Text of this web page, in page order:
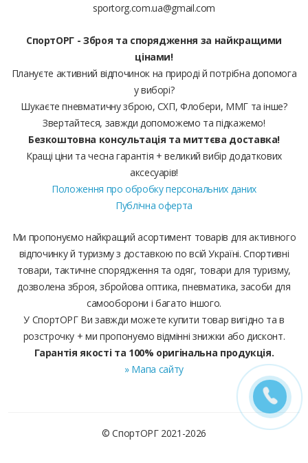
sportorg.com.ua@gmail.com
СпортОРГ - Зброя та спорядження за найкращими
цінами!
Плануєте активний відпочинок на природі й потрібна допомога
у виборі?
Шукаєте пневматичну зброю, СХП, Флобери, ММГ та інше?
Звертайтеся, завжди допоможемо та підкажемо!
Безкоштовна консультація та миттєва доставка!
Кращі ціни та чесна гарантія + великий вибір додаткових
аксесуарів!
Положення про обробку персональних даних
Публічна оферта
Ми пропонуємо найкращий асортимент товарів для активного
відпочинку й туризму з доставкою по всій Україні. Спортивні
товари, тактичне спорядження та одяг, товари для туризму,
дозволена зброя, збройова оптика, пневматика, засоби для
самооборони і багато іншого.
У СпортОРГ Ви завжди можете купити товар вигідно та в
розстрочку + ми пропонуємо відмінні знижки або дисконт.
Гарантія якості та 100% оригінальна продукція.
» Мапа сайту
© СпортОРГ 2021-2026